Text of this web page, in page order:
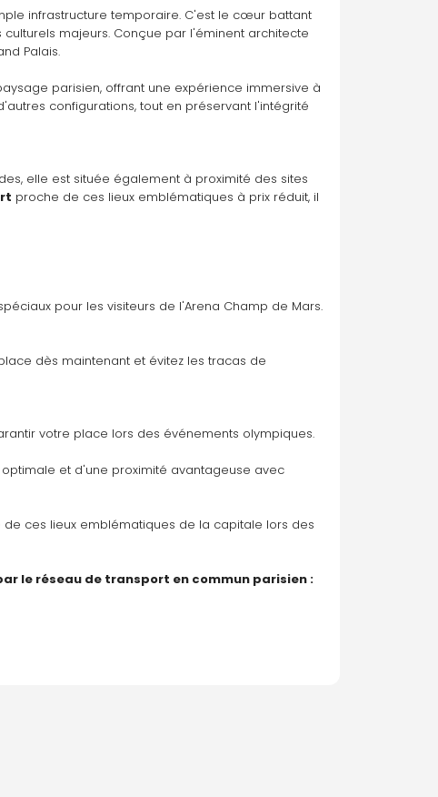
infrastructure temporaire. C'est le cœur battant
majeurs. Conçue par l'éminent architecte
Palais.
parisien, offrant une expérience immersive à
configurations, tout en préservant l'intégrité
elle est située également à proximité des sites
proche de ces lieux emblématiques à prix réduit, il
pour les visiteurs de l'Arena Champ de Mars.
dès maintenant et évitez les tracas de
votre place lors des événements olympiques.
optimale et d'une proximité avantageuse avec
ces lieux emblématiques de la capitale lors des
le réseau de transport en commun parisien :